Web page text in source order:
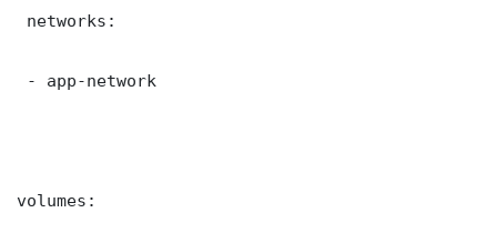
networks:
- app-network
volumes: